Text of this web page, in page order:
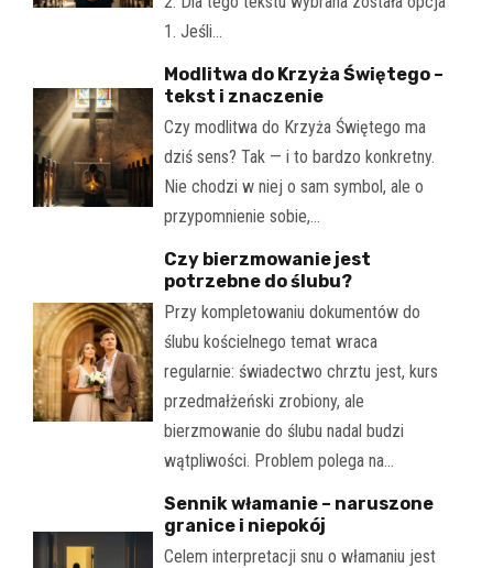
1. Jeśli…
Modlitwa do Krzyża Świętego –
tekst i znaczenie
Czy modlitwa do Krzyża Świętego ma
dziś sens? Tak — i to bardzo konkretny.
Nie chodzi w niej o sam symbol, ale o
przypomnienie sobie,…
Czy bierzmowanie jest
potrzebne do ślubu?
Przy kompletowaniu dokumentów do
ślubu kościelnego temat wraca
regularnie: świadectwo chrztu jest, kurs
przedmałżeński zrobiony, ale
bierzmowanie do ślubu nadal budzi
wątpliwości. Problem polega na…
Sennik włamanie – naruszone
granice i niepokój
Celem interpretacji snu o włamaniu jest